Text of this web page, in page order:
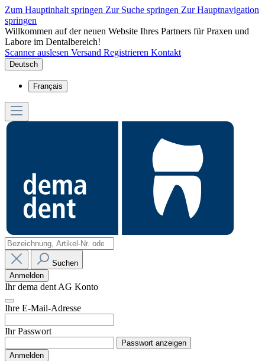
Zum Hauptinhalt springen Zur Suche springen Zur Hauptnavigation
springen
Willkommen auf der neuen Website Ihres Partners für Praxen und
Labore im Dentalbereich!
Scanner auslesen Versand Registrieren Kontakt
Deutsch
Français
Suchen
Anmelden
Ihr dema dent AG Konto
Ihre E-Mail-Adresse
Ihr Passwort
Passwort anzeigen
Anmelden